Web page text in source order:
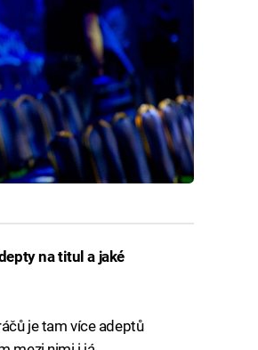
na titul a jaké
je tam více adeptů